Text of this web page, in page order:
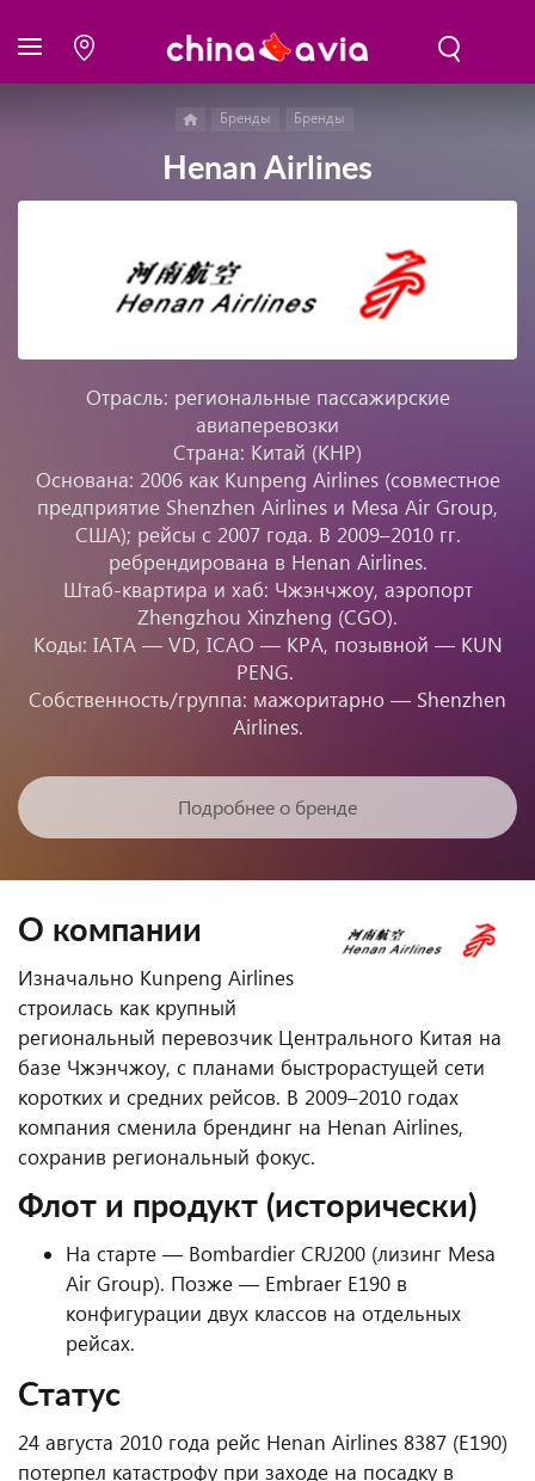
Бренды Бренды
Henan Airlines
Отрасль: региональные пассажирские
авиаперевозки
Страна: Китай (КНР)
Основана: 2006 как Kunpeng Airlines (совместное
предприятие Shenzhen Airlines и Mesa Air Group,
США); рейсы с 2007 года. В 2009–2010 гг.
ребрендирована в Henan Airlines.
Штаб-квартира и хаб: Чжэнчжоу, аэропорт
Zhengzhou Xinzheng (CGO).
Коды: IATA — VD, ICAO — KPA, позывной — KUN
PENG.
Собственность/группа: мажоритарно — Shenzhen
Airlines.
Подробнее о бренде
О компании
Изначально Kunpeng Airlines
строилась как крупный
региональный перевозчик Центрального Китая на
базе Чжэнчжоу, с планами быстрорастущей сети
коротких и средних рейсов. В 2009–2010 годах
компания сменила брендинг на Henan Airlines,
сохранив региональный фокус.
Флот и продукт (исторически)
На старте — Bombardier CRJ200 (лизинг Mesa
Air Group). Позже — Embraer E190 в
конфигурации двух классов на отдельных
рейсах.
Статус
24 августа 2010 года рейс Henan Airlines 8387 (E190)
потерпел катастрофу при заходе на посадку в